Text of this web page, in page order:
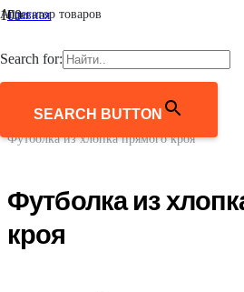
Агрегатор товаров
Search for:
SEARCH BUTTON
Главная
/
Футболки
Футболка из хлопка прямого кроя
Футболка из
кроя